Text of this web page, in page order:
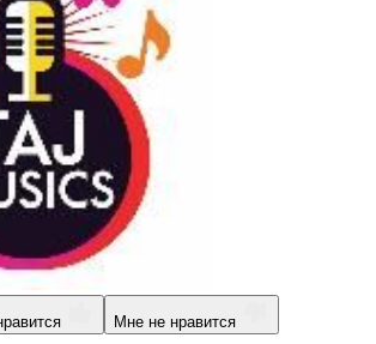
Мне не нравится